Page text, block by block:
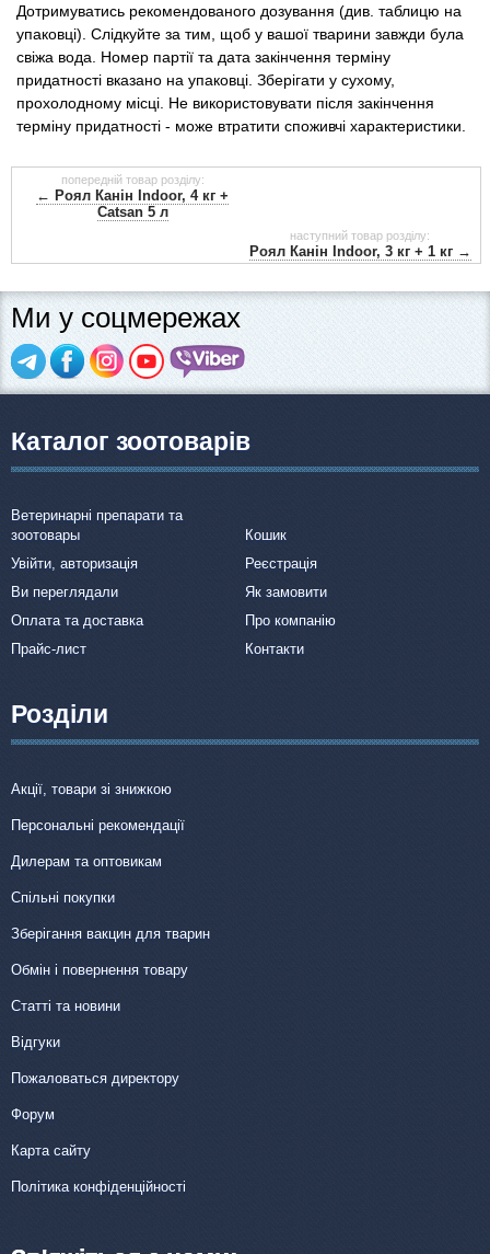
Дотримуватись рекомендованого дозування (див. таблицю на
упаковці). Слідкуйте за тим, щоб у вашої тварини завжди була
свіжа вода. Номер партії та дата закінчення терміну
придатності вказано на упаковці. Зберігати у сухому,
прохолодному місці. Не використовувати після закінчення
терміну придатності - може втратити споживчі характеристики.
попередній товар розділу:
← Роял Канін Indoor, 4 кг +
Catsan 5 л
наступний товар розділу:
Роял Канін Indoor, 3 кг + 1 кг →
Ми у соцмережах
Каталог зоотоварів
Ветеринарні препарати та
зоотовары
Кошик
Увійти, авторизація
Реєстрація
Ви переглядали
Як замовити
Оплата та доставка
Про компанію
Прайс-лист
Контакти
Розділи
Акції, товари зі знижкою
Персональні рекомендації
Дилерам та оптовикам
Спільні покупки
Зберігання вакцин для тварин
Обмін і повернення товару
Статті та новини
Відгуки
Пожаловаться директору
Форум
Карта сайту
Політика конфіденційності